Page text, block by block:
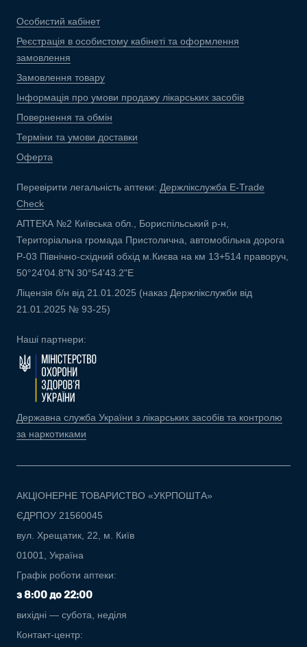
Особистий кабінет
Реєстрація в особистому кабінеті та оформлення
замовлення
Замовлення товару
Інформація про умови продажу лікарських засобів
Повернення та обмін
Терміни та умови доставки
Оферта
Перевірити легальність аптеки: Держлікслужба E-Trade
Check
АПТЕКА №2 Київська обл., Бориспільський р-н,
Територіальна громада Пристолична, автомобільна дорога
Р-03 Північно-східний обхід м.Києва на км 13+514 праворуч,
50°24'04.8"N 30°54'43.2"E
Ліцензія б/н від 21.01.2025 (наказ Держлікслужби від
21.01.2025 № 93-25)
Наші партнери:
Державна служба України з лікарських засобів та контролю
за наркотиками
АКЦІОНЕРНЕ ТОВАРИСТВО «УКРПОШТА»
ЄДРПОУ 21560045
вул. Хрещатик, 22, м. Київ
01001, Україна
Графік роботи аптеки:
з 8:00 до 22:00
вихідні — субота, неділя
Контакт-центр: